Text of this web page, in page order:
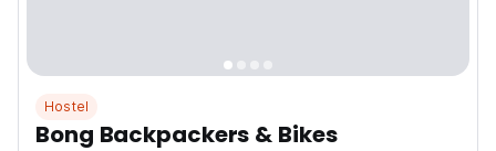
Hostel
Bong Backpackers & Bikes